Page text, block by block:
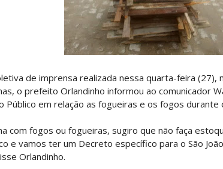
de imprensa realizada nessa quarta-feira
o prefeito Orlandinho informou ao comunicador
Público em relação as fogueiras e os fogos durante
com fogos ou fogueiras, sugiro que não faça
e vamos ter um Decreto específico para o São
Orlandinho.